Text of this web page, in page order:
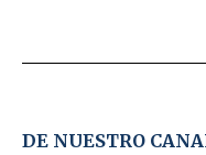
DE NUESTRO